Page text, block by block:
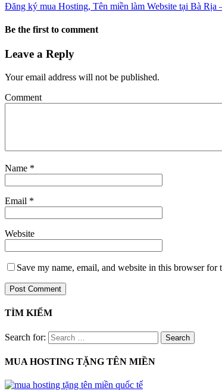
Đăng ký mua Hosting, Tên miền làm Website tại Bà Rịa
Be the first to comment
Leave a Reply
Your email address will not be published.
Comment
Name *
Email *
Website
Save my name, email, and website in this browser for
TÌM KIẾM
Search for:
MUA HOSTING TẶNG TÊN MIỀN